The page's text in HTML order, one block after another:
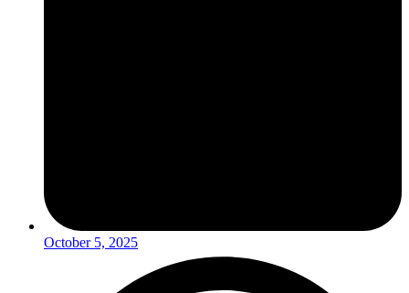
October 5, 2025